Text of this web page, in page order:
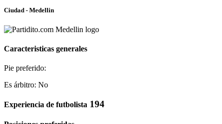
Ciudad - Medellin
Caracteristicas generales
Pie preferido:
Es árbitro: No
Experiencia de futbolista 194